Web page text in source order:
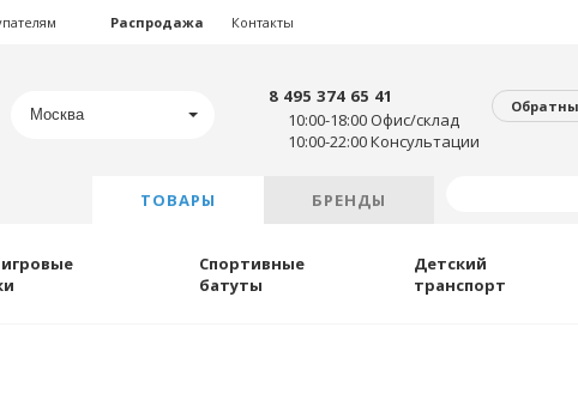
Распродажа Контакты
Москва
8 495 374 65 41
10:00-18:00 Офис/склад
10:00-22:00 Консультации
ТОВАРЫ БРЕНДЫ
Спортивные
батуты
Детский
транспорт